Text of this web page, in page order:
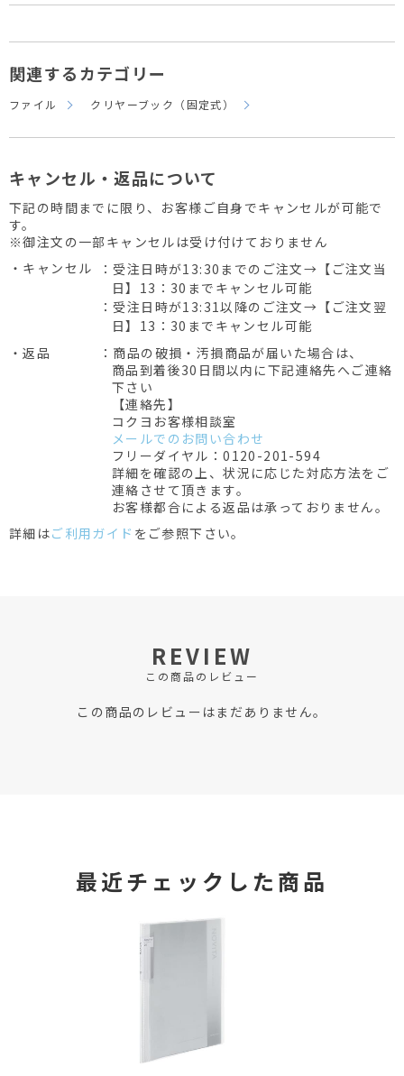
関連するカテゴリー
ファイル クリヤーブック（固定式）
キャンセル・返品について
下記の時間までに限り、お客様ご自身でキャンセルが可能で
す。
※御注文の一部キャンセルは受け付けておりません
・キャンセル
：受注日時が13:30までのご注文→【ご注文当
日】13：30までキャンセル可能
：受注日時が13:31以降のご注文→【ご注文翌
日】13：30までキャンセル可能
・返品
：商品の破損・汚損商品が届いた場合は、
商品到着後30日間以内に下記連絡先へご連絡
下さい
【連絡先】
コクヨお客様相談室
メールでのお問い合わせ
フリーダイヤル：0120-201-594
詳細を確認の上、状況に応じた対応方法をご
連絡させて頂きます。
お客様都合による返品は承っておりません。
詳細はご利用ガイド をご参照下さい。
REVIEW
この商品のレビュー
この商品のレビューはまだありません。
最近チェックした商品